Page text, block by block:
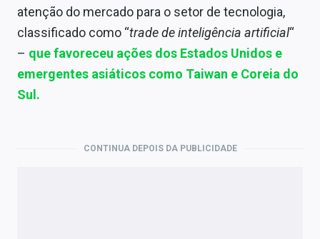
atenção do mercado para o setor de tecnologia,
classificado como “trade de inteligência artificial“
– que favoreceu ações dos Estados Unidos e
emergentes asiáticos como Taiwan e Coreia do
Sul.
CONTINUA DEPOIS DA PUBLICIDADE